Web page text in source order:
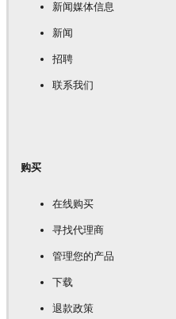
新闻媒体信息
新闻
招聘
联系我们
购买
在线购买
寻找代理商
管理您的产品
下载
退款政策